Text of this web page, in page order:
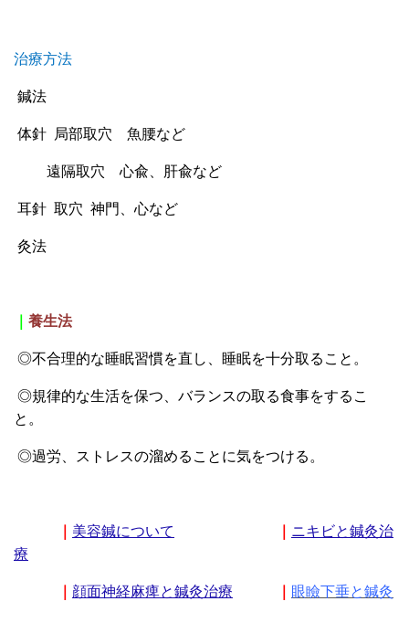
治療方法
鍼法
体針 局部取穴 魚腰など
遠隔取穴 心兪、肝兪など
耳針 取穴 神門、心など
灸法
養生法
◎不合理的な睡眠習慣を直し 、睡眠を十分取ること。
◎規律的な生活を保つ、バランスの取る食事をするこ
と。
◎過労、ストレスの溜めることに気をつける。
美容鍼について
ニキビと鍼灸治
療
顔面神経麻痺と鍼灸治療 眼瞼下垂と鍼灸